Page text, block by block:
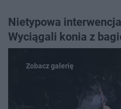
Nietypowa
Wyciągali konia z